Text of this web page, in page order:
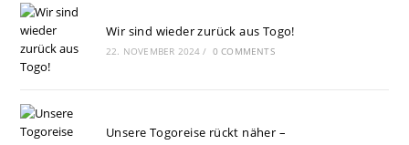
Wir sind wieder zurück aus Togo!
22. NOVEMBER 2024 / 0 COMMENTS
Unsere Togoreise rückt näher –